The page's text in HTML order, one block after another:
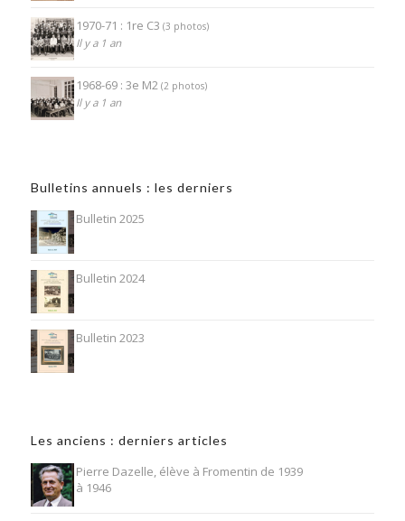
1970-71 : 1re C3 (3 photos)
Il y a 1 an
1968-69 : 3e M2 (2 photos)
Il y a 1 an
Bulletins annuels : les derniers
Bulletin 2025
Bulletin 2024
Bulletin 2023
Les anciens : derniers articles
Pierre Dazelle, élève à Fromentin de 1939
à 1946